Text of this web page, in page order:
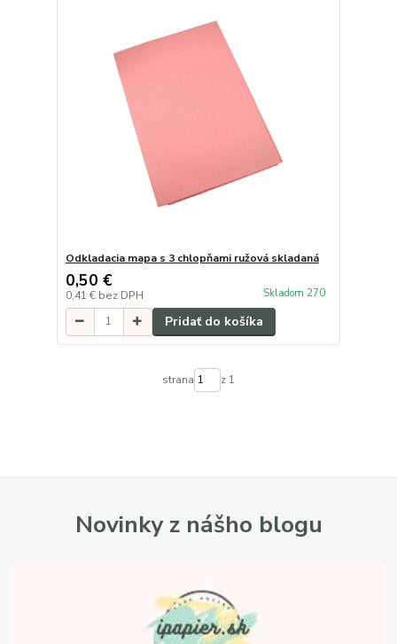
Odkladacia mapa s 3 chlopňami ružová skladaná
0,50 €
0,41 € bez DPH Skladom 270
Pridať do košíka
strana z 1
Novinky z nášho blogu